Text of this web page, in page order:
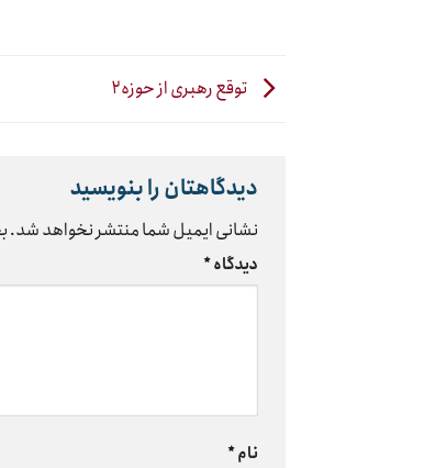
توقع رهبری از حوزه۲
دیدگاهتان را بنویسید
نشانی ایمیل شما منتشر نخواهد شد.
دیدگاه*
نام*